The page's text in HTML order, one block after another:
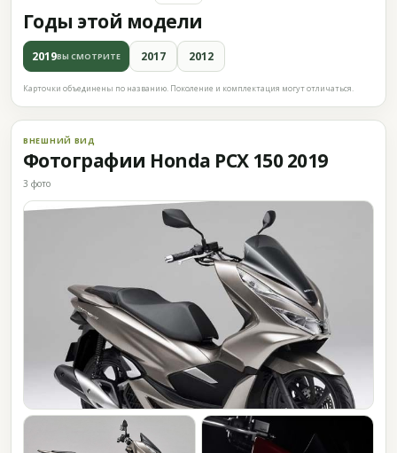
Годы этой модели
2019ВЫ СМОТРИТЕ 2017 2012
Карточки объединены по названию. Поколение и комплектация могут отличаться.
ВНЕШНИЙ ВИД
Фотографии Honda PCX 150 2019
3 фото